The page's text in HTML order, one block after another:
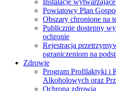
Instalacje
Powiatowy Plan
Obszary chronione na
Publicznie dostępny
ochronie
Rejestracja
ograniczeniom na
Zdrowie
Program Profilaktyki i
Alkoholowych oraz
Ochrona zdrowia